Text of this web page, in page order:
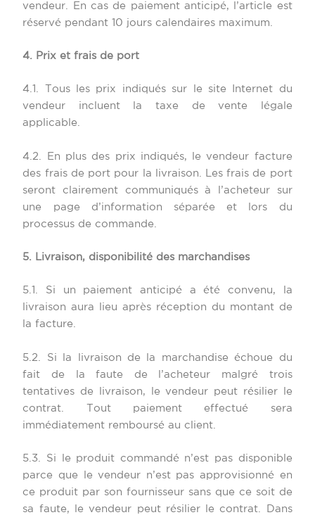
vendeur. En cas de paiement anticipé, l’article est
réservé pendant 10 jours calendaires maximum.
4. Prix et frais de port
4.1. Tous les prix indiqués sur le site Internet du
vendeur incluent la taxe de vente légale
applicable.
4.2. En plus des prix indiqués, le vendeur facture
des frais de port pour la livraison. Les frais de port
seront clairement communiqués à l’acheteur sur
une page d’information séparée et lors du
processus de commande.
5. Livraison, disponibilité des marchandises
5.1. Si un paiement anticipé a été convenu, la
livraison aura lieu après réception du montant de
la facture.
5.2. Si la livraison de la marchandise échoue du
fait de la faute de l’acheteur malgré trois
tentatives de livraison, le vendeur peut résilier le
contrat. Tout paiement effectué sera
immédiatement remboursé au client.
5.3. Si le produit commandé n’est pas disponible
parce que le vendeur n’est pas approvisionné en
ce produit par son fournisseur sans que ce soit de
sa faute, le vendeur peut résilier le contrat. Dans